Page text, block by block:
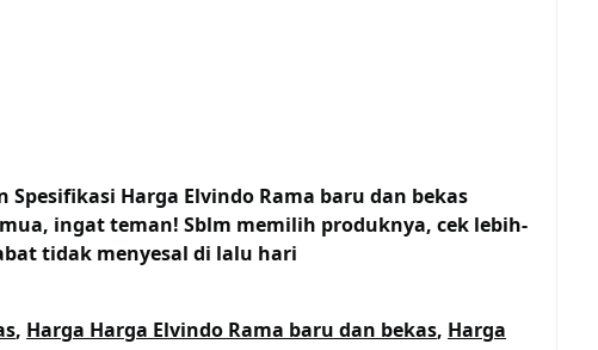
Spesifikasi Harga Elvindo Rama baru dan bekas
ingat teman! Sblm memilih produknya, cek lebih-
tidak menyesal di lalu hari
, Harga Harga Elvindo Rama baru dan bekas, Harga